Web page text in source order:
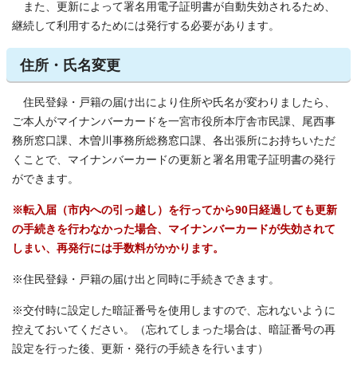
また、更新によって署名用電子証明書が自動失効されるため、
継続して利用するためには発行する必要があります。
住所・氏名変更
住民登録・戸籍の届け出により住所や氏名が変わりましたら、
ご本人がマイナンバーカードを一宮市役所本庁舎市民課、尾西事
務所窓口課、木曽川事務所総務窓口課、各出張所にお持ちいただ
くことで、マイナンバーカードの更新と署名用電子証明書の発行
ができます。
※転入届（市内への引っ越し）を行ってから90日経過しても更新
の手続きを行わなかった場合、マイナンバーカードが失効されて
しまい、再発行には手数料がかかります。
※住民登録・戸籍の届け出と同時に手続きできます。
※交付時に設定した暗証番号を使用しますので、忘れないように
控えておいてください。（忘れてしまった場合は、暗証番号の再
設定を行った後、更新・発行の手続きを行います）